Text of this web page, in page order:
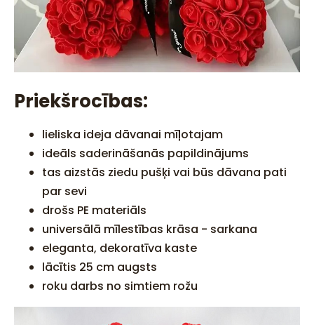
Priekšrocības:
lieliska ideja dāvanai mīļotajam
ideāls saderināšanās papildinājums
tas aizstās ziedu pušķi vai būs dāvana pati
par sevi
drošs PE materiāls
universālā mīlestības krāsa - sarkana
eleganta, dekoratīva kaste
lācītis 25 cm augsts
roku darbs no simtiem rožu